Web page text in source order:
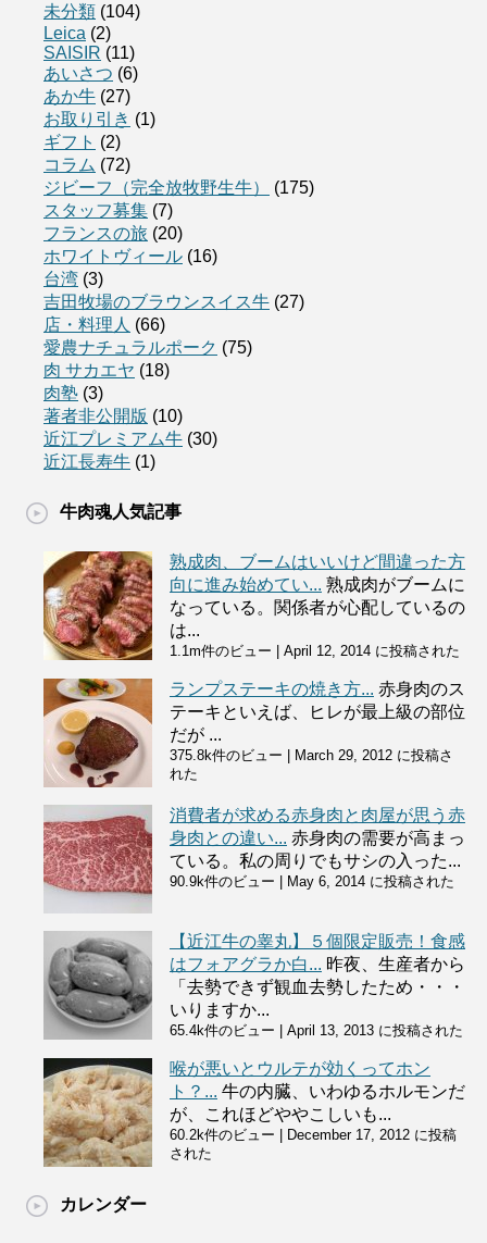
未分類 (104)
Leica (2)
SAISIR (11)
あいさつ (6)
あか牛 (27)
お取り引き (1)
ギフト (2)
コラム (72)
ジビーフ（完全放牧野生牛）
(175)
スタッフ募集 (7)
フランスの旅 (20)
ホワイトヴィール (16)
台湾 (3)
吉田牧場のブラウンスイス牛 (27)
店・料理人 (66)
愛農ナチュラルポーク (75)
肉 サカエヤ (18)
肉塾 (3)
著者非公開版 (10)
近江プレミアム牛 (30)
近江長寿牛 (1)
牛肉魂人気記事
熟成肉、ブームはいいけど間違った方
向に進み始めてい... 熟成肉がブームに
なっている。関係者が心配しているの
は...
1.1m件のビュー April 12, 2014 に投稿された
ランプステーキの焼き方... 赤身肉のス
テーキといえば、ヒレが最上級の部位
だが ...
375.8k件のビュー
March 29, 2012 に投稿さ
れた
消費者が求める赤身肉と肉屋が思う赤
身肉との違い... 赤身肉の需要が高まっ
ている。私の周りでもサシの入った...
90.9k件のビュー May 6, 2014 に投稿された
【近江牛の睾丸】５個限定販売！食感
はフォアグラか白... 昨夜、生産者から
「去勢できず観血去勢したため・・・
いりますか...
65.4k件のビュー April 13, 2013 に投稿された
喉が悪いとウルテが効くってホン
ト？... 牛の内臓、いわゆるホルモンだ
が、これほどややこしいも...
60.2k件のビュー
December 17, 2012 に投稿
された
カレンダー